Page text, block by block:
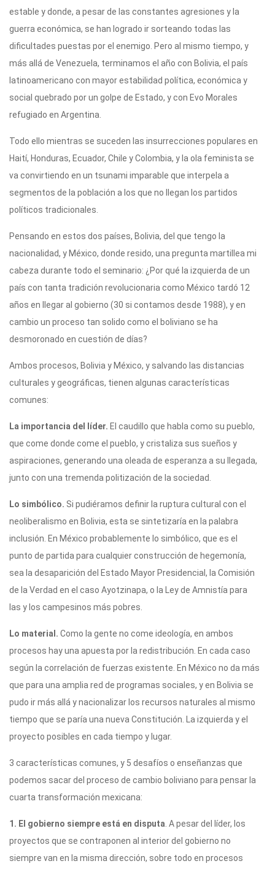
estable y donde, a pesar de las constantes agresiones y la
guerra económica, se han logrado ir sorteando todas las
dificultades puestas por el enemigo. Pero al mismo tiempo, y
más allá de Venezuela, terminamos el año con Bolivia, el país
latinoamericano con mayor estabilidad política, económica y
social quebrado por un golpe de Estado, y con Evo Morales
refugiado en Argentina.
Todo ello mientras se suceden las insurrecciones populares en
Haití, Honduras, Ecuador, Chile y Colombia, y la ola feminista se
va convirtiendo en un tsunami imparable que interpela a
segmentos de la población a los que no llegan los partidos
políticos tradicionales.
Pensando en estos dos países, Bolivia, del que tengo la
nacionalidad, y México, donde resido, una pregunta martillea mi
cabeza durante todo el seminario: ¿Por qué la izquierda de un
país con tanta tradición revolucionaria como México tardó 12
años en llegar al gobierno (30 si contamos desde 1988), y en
cambio un proceso tan solido como el boliviano se ha
desmoronado en cuestión de días?
Ambos procesos, Bolivia y México, y salvando las distancias
culturales y geográficas, tienen algunas características
comunes:
La importancia del líder. El caudillo que habla como su pueblo,
que come donde come el pueblo, y cristaliza sus sueños y
aspiraciones, generando una oleada de esperanza a su llegada,
junto con una tremenda politización de la sociedad.
Lo simbólico. Si pudiéramos definir la ruptura cultural con el
neoliberalismo en Bolivia, esta se sintetizaría en la palabra
inclusión. En México probablemente lo simbólico, que es el
punto de partida para cualquier construcción de hegemonía,
sea la desaparición del Estado Mayor Presidencial, la Comisión
de la Verdad en el caso Ayotzinapa, o la Ley de Amnistía para
las y los campesinos más pobres.
Lo material. Como la gente no come ideología, en ambos
procesos hay una apuesta por la redistribución. En cada caso
según la correlación de fuerzas existente. En México no da más
que para una amplia red de programas sociales, y en Bolivia se
pudo ir más allá y nacionalizar los recursos naturales al mismo
tiempo que se paría una nueva Constitución. La izquierda y el
proyecto posibles en cada tiempo y lugar.
3 características comunes, y 5 desafíos o enseñanzas que
podemos sacar del proceso de cambio boliviano para pensar la
cuarta transformación mexicana:
1. El gobierno siempre está en disputa . A pesar del líder, los
proyectos que se contraponen al interior del gobierno no
siempre van en la misma dirección, sobre todo en procesos